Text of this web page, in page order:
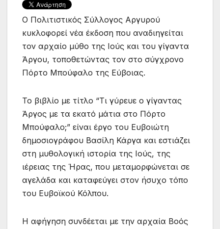
Ο Πολιτιστικός Σύλλογος Αργυρού
κυκλοφορεί νέα έκδοση που αναδιηγείται
τον αρχαίο μύθο της Ιούς και του γίγαντα
Άργου, τοποθετώντας τον στο σύγχρονο
Πόρτο Μπούφαλο της Εύβοιας.
Το βιβλίο με τίτλο “Τι γύρευε ο γίγαντας
Άργος με τα εκατό μάτια στο Πόρτο
Μπούφαλο;” είναι έργο του Ευβοιώτη
δημοσιογράφου Βασίλη Κάργα και εστιάζει
στη μυθολογική ιστορία της Ιούς, της
ιέρειας της Ήρας, που μεταμορφώνεται σε
αγελάδα και καταφεύγει στον ήσυχο τόπο
του Ευβοϊκού Κόλπου.
Η αφήγηση συνδέεται με την αρχαία Βοός